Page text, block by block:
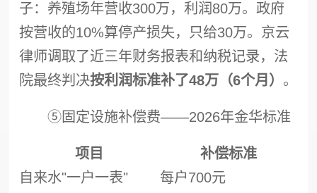
子：养殖场年营收300万，利润80万。政府
按营收的10%算停产损失，只给30万。京云
律师调取了近三年财务报表和纳税记录，法
院最终判决按利润标准补了48万（6个月） 。
⑤固定设施补偿费——2026年金华标准
项目
补偿标准
自来水"一户一表"
每户700元